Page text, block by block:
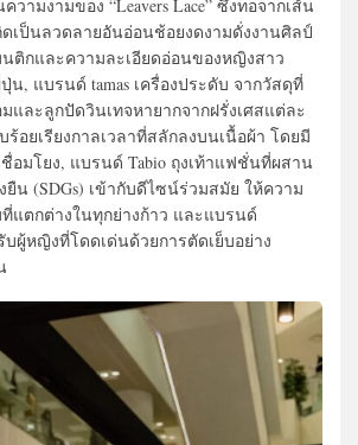
ามงามของ “Leavers Lace” ซึ่งทอจากเส้น
เป็นลวดลายอันอ่อนช้อยงดงามดั่งงานศิลป์
ติกและความละเอียดอ่อนของหญิงสาว
, แบรนด์ tamas เครื่องประดับ จากวัสดุที่
และลูกปัดวินเทจหายากจากฝรั่งเศสแต่ละ
อยเรียงกาลเวลาที่สลักลงบนเนื้อผ้า โดยมี
ชื่อมโยง, แบรนด์ Tabio ถุงเท้าแฟชั่นที่ผสาน
ยืน (SDGs) เข้ากับดีไซน์ร่วมสมัย ให้ความ
แตกต่างในทุกย่างก้าว และแบรนด์
บผู้หญิงที่โดดเด่นด้วยการตัดเย็บอย่าง